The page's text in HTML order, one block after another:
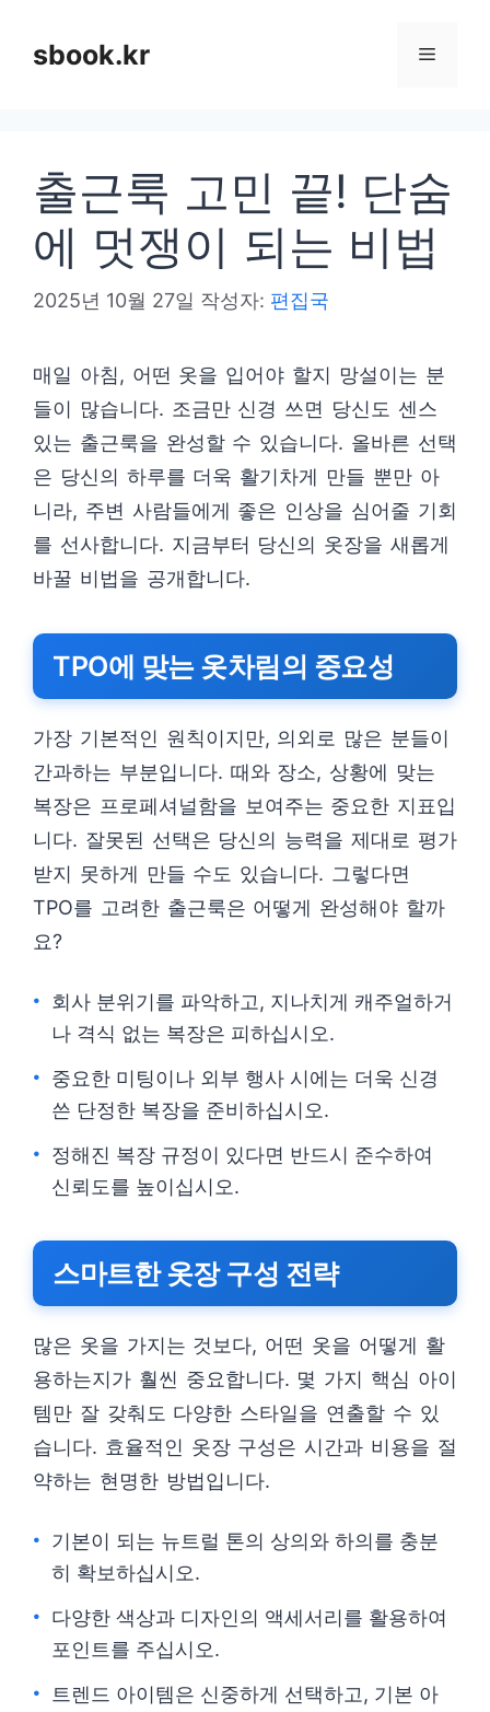
sbook.kr 메
출근룩 고민 끝! 단숨
에 멋쟁이 되는 비법
2025년 10월 27일 작성자: 편집국
매일 아침, 어떤 옷을 입어야 할지 망설이는 분
들이 많습니다. 조금만 신경 쓰면 당신도 센스
있는 출근룩을 완성할 수 있습니다. 올바른 선택
은 당신의 하루를 더욱 활기차게 만들 뿐만 아
니라, 주변 사람들에게 좋은 인상을 심어줄 기회
를 선사합니다. 지금부터 당신의 옷장을 새롭게
바꿀 비법을 공개합니다.
TPO에 맞는 옷차림의 중요성
가장 기본적인 원칙이지만, 의외로 많은 분들이
간과하는 부분입니다. 때와 장소, 상황에 맞는
복장은 프로페셔널함을 보여주는 중요한 지표입
니다. 잘못된 선택은 당신의 능력을 제대로 평가
받지 못하게 만들 수도 있습니다. 그렇다면
TPO를 고려한 출근룩은 어떻게 완성해야 할까
요?
회사 분위기를 파악하고, 지나치게 캐주얼하거
나 격식 없는 복장은 피하십시오.
중요한 미팅이나 외부 행사 시에는 더욱 신경
쓴 단정한 복장을 준비하십시오.
정해진 복장 규정이 있다면 반드시 준수하여
신뢰도를 높이십시오.
스마트한 옷장 구성 전략
많은 옷을 가지는 것보다, 어떤 옷을 어떻게 활
용하는지가 훨씬 중요합니다. 몇 가지 핵심 아이
템만 잘 갖춰도 다양한 스타일을 연출할 수 있
습니다. 효율적인 옷장 구성은 시간과 비용을 절
약하는 현명한 방법입니다.
기본이 되는 뉴트럴 톤의 상의와 하의를 충분
히 확보하십시오.
다양한 색상과 디자인의 액세서리를 활용하여
포인트를 주십시오.
트렌드 아이템은 신중하게 선택하고, 기본 아